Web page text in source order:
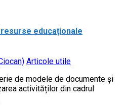
educaționale
Articole utile
de modele de documente și
activităților din cadrul